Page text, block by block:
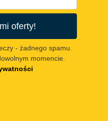
oferty!
- żadnego spamu.
momencie.